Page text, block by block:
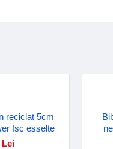
reciclat 5cm
fsc esselte
Lei